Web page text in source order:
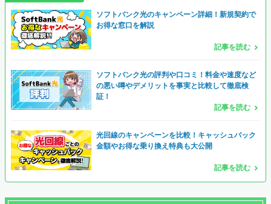
ソフトバンク光のキャンペーン詳細！新規契約で
お得な窓口を解説
記事を読む
ソフトバンク光の評判や口コミ！料金や速度など
の悪い噂やデメリットを事実と比較して徹底検
証！
記事を読む
光回線のキャンペーンを比較！キャッシュバック
金額やお得な乗り換え特典も大公開
記事を読む